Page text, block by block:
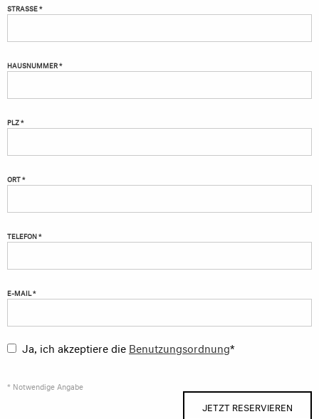
STRASSE *
HAUSNUMMER *
PLZ *
ORT *
TELEFON *
E-MAIL *
Ja, ich akzeptiere die Benutzungsordnung*
* Notwendige Angabe
JETZT RESERVIEREN